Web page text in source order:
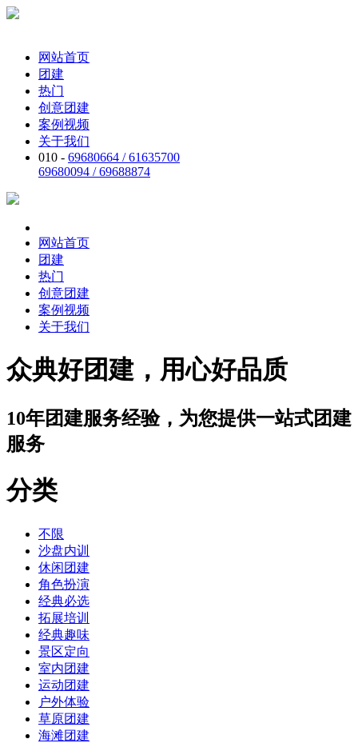
网站首页
团建
热门
创意团建
案例视频
关于我们
010 - 69680664 / 61635700
69680094 / 69688874
网站首页
团建
热门
创意团建
案例视频
关于我们
众典好团建，用心好品质
10年团建服务经验，为您提供一站式团建
服务
分类
不限
沙盘内训
休闲团建
角色扮演
经典必选
拓展培训
经典趣味
景区定向
室内团建
运动团建
户外体验
草原团建
海滩团建